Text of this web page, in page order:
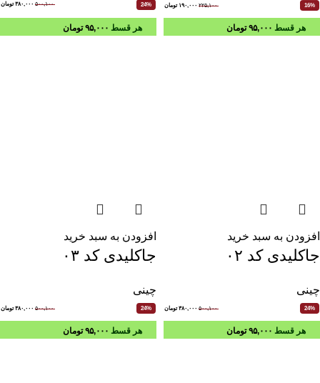
16% ۲۲۵,۱۰۰ ۱۹۰,۰۰۰ تومان 24% ۵۰۰,۱۰۰ ۳۸۰,۰۰۰ تومان
هر قسط ۹۵,۰۰۰ تومان
افزودن به سبد خرید
جاکلیدی کد ۰۲
چینی
24% ۵۰۰,۱۰۰ ۳۸۰,۰۰۰ تومان
هر قسط ۹۵,۰۰۰ تومان
افزودن به سبد خرید
جاکلیدی کد ۰۳
چینی
24% ۵۰۰,۱۰۰ ۳۸۰,۰۰۰ تومان
هر قسط ۹۵,۰۰۰ تومان هر قسط ۹۵,۰۰۰ تومان